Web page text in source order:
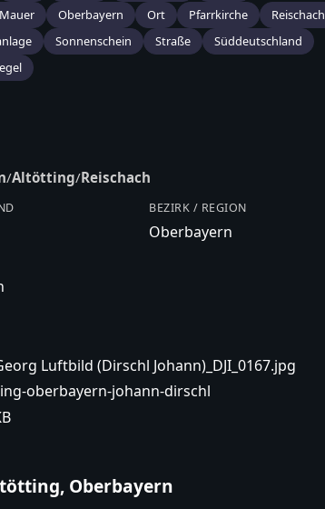
Mauer Oberbayern Ort Pfarrkirche
Reischach
Sonnenschein Straße
Süddeutschland
/Altötting/Reischach
BEZIRK / REGION
Oberbayern
Luftbild (Dirschl Johann)_DJI_0167.jpg
oberbayern-johann-dirschl
Oberbayern